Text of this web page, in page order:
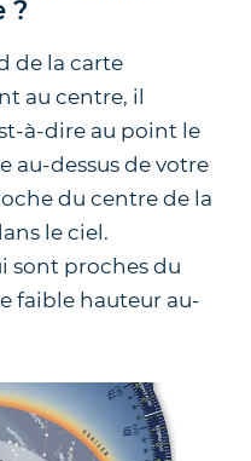
?
de la carte
au centre, il
à-dire au point le
au-dessus de votre
du centre de la
le ciel.
sont proches du
faible hauteur au-